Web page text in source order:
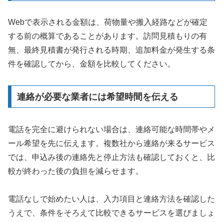
Webで表示される金額は、荷物量や搬入経路などが確定
する前の概算であることがあります。訪問見積もりの有
無、最終見積書が発行される時期、追加料金が発生する条
件を確認してから、金額を比較してください。
連絡が必要な業者には希望時間を伝える
電話を完全に避けられない場合は、連絡可能な時間帯やメ
ール希望を先に伝えます。複数社から連絡が来るサービス
では、申込み後の連絡先と停止方法も確認しておくと、比
較が終わった後の負担を減らせます。
電話なしで始めたい人は、入力項目と連絡方法を確認した
うえで、条件をそろえて比較できるサービスを選びましょ